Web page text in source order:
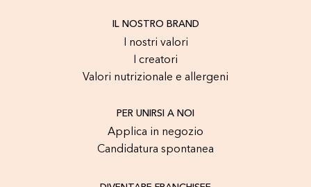
IL NOSTRO BRAND
I nostri valori
I creatori
Valori nutrizionale e allergeni
PER UNIRSI A NOI
Applica in negozio
Candidatura spontanea